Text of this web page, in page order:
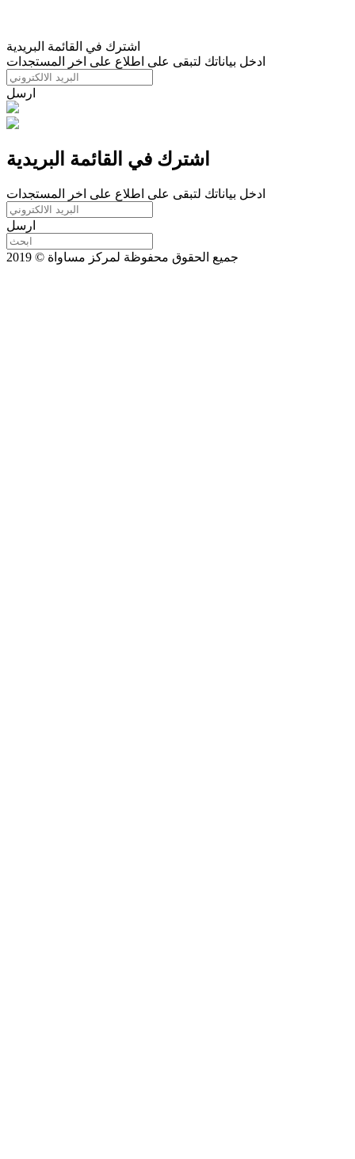
اشترك في القائمة البريدية
ادخل بياناتك لتبقى على اطلاع على اخر المستجدات
ارسل
اشترك في القائمة البريدية
ادخل بياناتك لتبقى على اطلاع على اخر المستجدات
ارسل
جميع الحقوق محفوظة لمركز مساواة © 2019